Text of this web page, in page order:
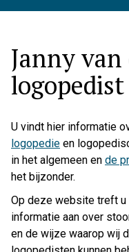
Janny
logopedist
U vindt hier informatie
logopedie en
in het algemeen en de
het bijzonder.
Op deze website treft u
informatie aan over
en de wijze waarop wij